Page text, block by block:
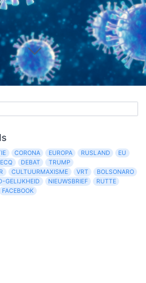
CORONA EUROPA RUSLAND
EU
DEBAT
TRUMP
CULTUURMAXISME VRT
BOLSONARO
GELIJKHEID NIEUWSBRIEF
RUTTE
FACEBOOK